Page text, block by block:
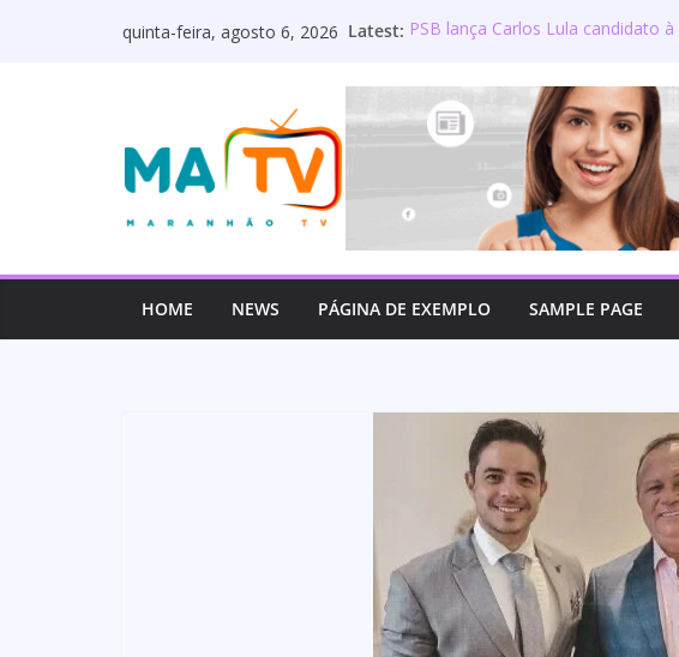
quinta-feira, agosto 6, 2026 Latest: PSB lança Carlos Lula candidato
Lourdinha Pereira toma posse no
primeira senadora de Coroatá
Wellington do Curso oficializa
estadual e reafirma
Mulato é oficializado como
HOME NEWS PÁGINA DE EXEMPLO SAMPLE PAGE